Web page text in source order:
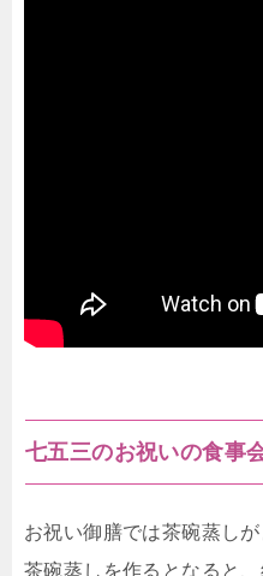
七五三のお祝いの食事
お祝い御膳では茶碗蒸し
茶碗蒸しを作るとなると、